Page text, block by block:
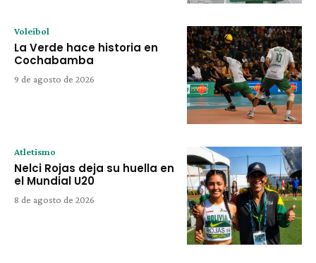
Voleibol
La Verde hace historia en
Cochabamba
9 de agosto de 2026
Atletismo
Nelci Rojas deja su huella en
el Mundial U20
8 de agosto de 2026